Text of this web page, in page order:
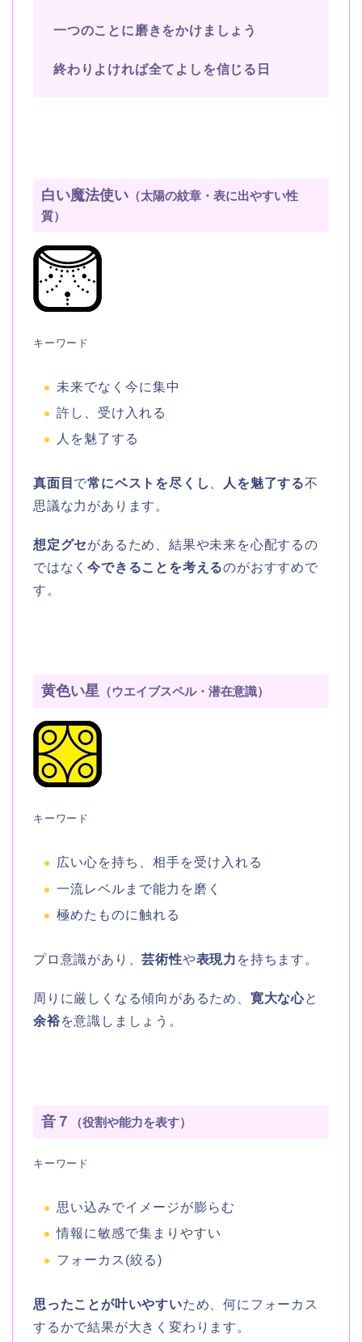
一つのことに磨きをかけましょう
終わりよければ全てよしを信じる日
白い魔法使い （太陽の紋章・表に出やすい性
質）
キーワード
未来でなく今に集中
許し、受け入れる
人を魅了する
真面目 で常にベストを尽くし 人を魅了する不
思議な力があります。
想定グセがあるため、結果や未来を心配するの
ではなく今できることを考えるのがおすすめで
す。
黄色い星 （ウエイブスペル・潜在意識）
キーワード
広い心を持ち、相手を受け入れる
一流レベルまで能力を磨く
極めたものに触れる
プロ意識があり、芸術性や表現力 を持ちます。
周りに厳しくなる傾向があるため、 寛大な心と
余裕を意識しましょう。
音７ （役割や能力を表す）
キーワード
思い込みでイメージが膨らむ
情報に敏感で集まりやすい
フォーカス(絞る)
思ったことが叶いやすいため、何にフォーカス
するかで結果が大きく変わります。